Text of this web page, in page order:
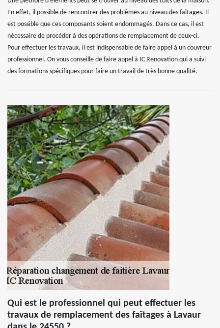
En effet, il possible de rencontrer des problèmes au niveau des faîtages. Il
est possible que ces composants soient endommagés. Dans ce cas, il est
nécessaire de procéder à des opérations de remplacement de ceux-ci.
Pour effectuer les travaux, il est indispensable de faire appel à un couvreur
professionnel. On vous conseille de faire appel à IC Renovation qui a suivi
des formations spécifiques pour faire un travail de très bonne qualité.
Qui est le professionnel qui peut effectuer les
travaux de remplacement des faîtages à Lavaur